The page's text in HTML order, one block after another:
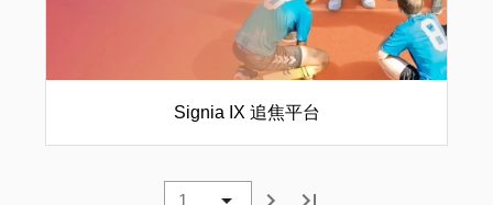
Signia IX 追焦平台